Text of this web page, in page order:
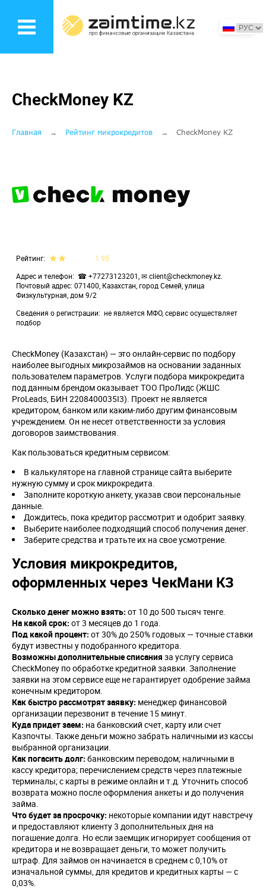
основному
CheckMoney KZ
Строка
Главная Рейтинг микрокредитов CheckMoney KZ
Рейтинг
1.95
Адрес и телефон
☎ +77273123201, ✉ client@checkmoney.kz.
Почтовый адрес: 071400, Казахстан, город Семей, улица
Физкультурная, дом 9/2
Сведения о регистрации
не является МФО, сервис осуществляет
подбор
CheckMoney (Казахстан) — это онлайн-сервис по подбору
наиболее выгодных микрозаймов на основании заданных
пользователем параметров. Услуги подбора микрокредита
под данным брендом оказывает ТОО ПроЛидс (ЖШС
ProLeads, БИН 2208400035I3). Проект не является
кредитором, банком или каким-либо другим финансовым
учреждением. Он не несет ответственности за условия
договоров заимствования.
Как пользоваться кредитным сервисом:
В калькуляторе на главной странице сайта выберите
нужную сумму и срок микрокредита.
Заполните короткую анкету, указав свои персональные
данные.
Дождитесь, пока кредитор рассмотрит и одобрит заявку.
Выберите наиболее подходящий способ получения денег.
Заберите средства и тратьте их на свое усмотрение.
Условия микрокредитов,
оформленных через ЧекМани КЗ
Сколько денег можно взять: от 10 до 500 тысяч тенге.
На какой срок: от 3 месяцев до 1 года.
Под какой процент: от 30% до 250% годовых — точные ставки
будут известны у подобранного кредитора.
Возможны дополнительные списания за услугу сервиса
CheckMoney по обработке кредитной заявки. Заполнение
заявки на этом сервисе еще не гарантирует одобрение займа
конечным кредитором.
Как быстро рассмотрят заявку: менеджер финансовой
организации перезвонит в течение 15 минут.
Куда придет заем: на банковский счет, карту или счет
Казпочты. Также деньги можно забрать наличными из кассы
выбранной организации.
Как погасить долг: банковским переводом; наличными в
кассу кредитора; перечислением средств через платежные
терминалы; с карты в режиме онлайн и т.д. Уточнить способ
возврата можно после оформления анкеты и до получения
займа.
Что будет за просрочку: некоторые компании идут навстречу
и предоставляют клиенту 3 дополнительных дня на
погашение долга. Но если заемщик игнорирует сообщения от
кредитора и не возвращает деньги, то может получить
штраф. Для займов он начинается в среднем с 0,10% от
изначальной суммы, для кредитов и кредитных карты — с
0,03%.